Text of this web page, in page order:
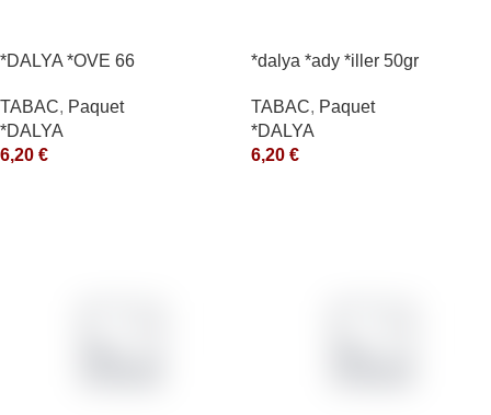
*DALYA *OVE 66
TABAC, Paquet
*DALYA
6,20 €
*dalya *ady *iller 50gr
TABAC, Paquet
*DALYA
6,20 €